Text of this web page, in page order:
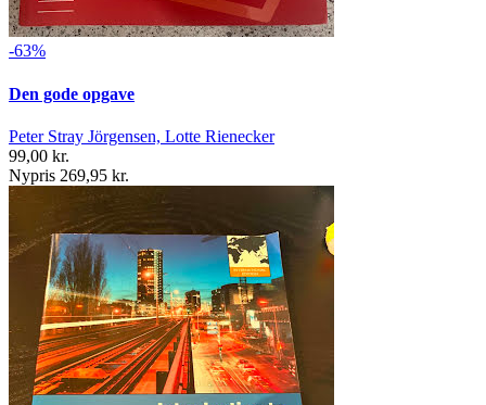
-63%
Den gode opgave
Peter Stray Jörgensen, Lotte Rienecker
99,00 kr.
Nypris 269,95 kr.